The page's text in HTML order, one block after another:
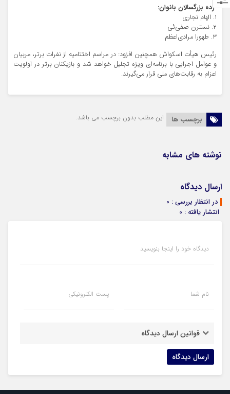
رده بزرگسالان بانوان:
۱. الهام نجاری
۲. نسترن صفی‌ئی
۳. طهورا مرادی‌اعظم
رئیس هیأت اسکواش همچنین افزود: در مراسم اختتامیه از نفرات برتر، مربیان
و عوامل اجرایی با برنامه‌ای ویژه تجلیل خواهد شد و بازیکنان برتر در اولویت
اعزام به رقابت‌های ملی قرار می‌گیرند.
برچسب ها این مطلب بدون برچسب می باشد.
نوشته های مشابه
ارسال دیدگاه
در انتظار بررسی : 0
انتشار یافته : 0
دیدگاه خود را اینجا بنویسید
نام شما پست الکترونیکی
قوانین ارسال دیدگاه